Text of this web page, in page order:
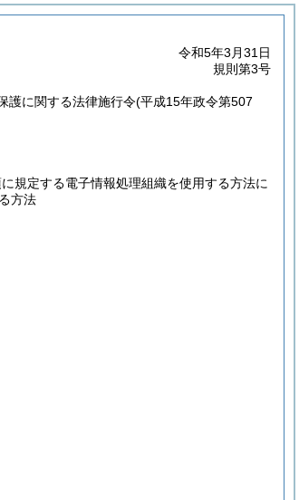
令和5年3月31日
規則第3号
護に関する法律施行令(平成15年政令第507
規定する電子情報処理組織を使用する方法に
方法